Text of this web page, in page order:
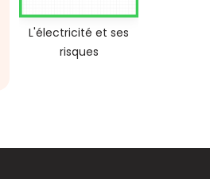
L'électricité et ses
risques